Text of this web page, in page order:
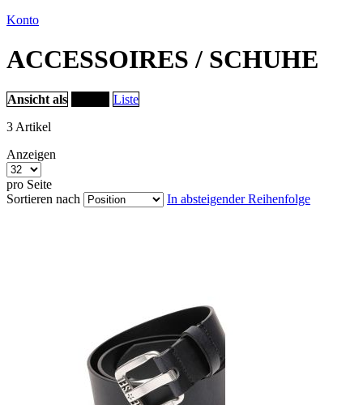
Konto
ACCESSOIRES / SCHUHE
Ansicht als
Liste
3 Artikel
Anzeigen
pro Seite
Sortieren nach
In absteigender Reihenfolge